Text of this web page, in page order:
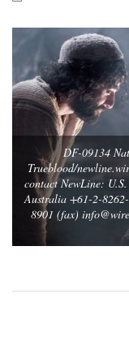
DF-09134
Trueblood/
contact NewLine:
Australia +61-2-
8901 (fax)